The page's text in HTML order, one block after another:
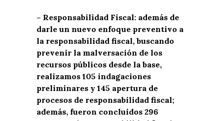
– Responsabilidad Fiscal: además de
darle un nuevo enfoque preventivo a
la responsabilidad fiscal, buscando
prevenir la malversación de los
recursos públicos desde la base,
realizamos 105 indagaciones
preliminares y 145 apertura de
procesos de responsabilidad fiscal;
además, fueron concluidos 296